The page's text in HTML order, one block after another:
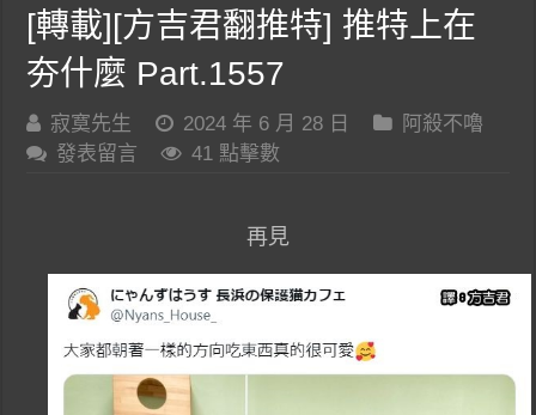
[轉載][方吉君翻推特] 推特上在
夯什麼 Part.1557
寂寞先生 2024 年 6 月 28 日
阿殺不嚕
發表留言
41 點擊數
再見